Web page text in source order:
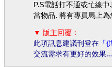
P.S電話打不通或忙線
當物品. 將有專員馬上為
▼ 版主回覆：
此項訊息建議刊登在 「
交流需求有更好的效果